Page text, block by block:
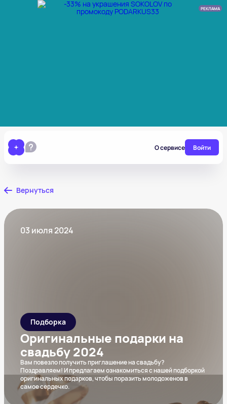
РЕКЛАМА
О сервисе Войти
Вернуться
03 июля 2024
Подборка
Оригинальные подарки на
свадьбу 2024
Вам повезло получить приглашение на свадьбу?
Поздравляем! И предлагаем ознакомиться с нашей подборкой
оригинальных подарков, чтобы поразить молодоженов в
самое сердечко.